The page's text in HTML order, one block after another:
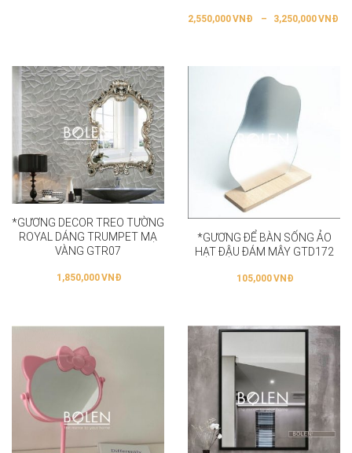
2,550,000VNĐ – 3,250,000VNĐ
*GƯƠNG DECOR TREO TƯỜNG
ROYAL DÁNG TRUMPET MẠ
VÀNG GTR07
1,850,000VNĐ
*GƯƠNG ĐỂ BÀN SỐNG ẢO
HẠT ĐẬU ĐÁM MÂY GTD172
105,000VNĐ